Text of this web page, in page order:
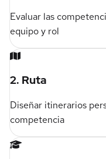
Evaluar las
equipo y rol
2. Ruta
Diseñar itinerarios
competencia